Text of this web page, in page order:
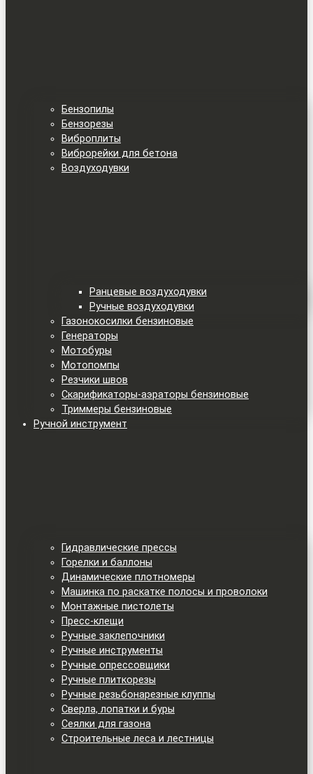
Бензопилы
Бензорезы
Виброплиты
Виброрейки для бетона
Воздуходувки
Ранцевые воздуходувки
Ручные воздуходувки
Газонокосилки бензиновые
Генераторы
Мотобуры
Мотопомпы
Резчики швов
Скарификаторы-аэраторы бензиновые
Триммеры бензиновые
Ручной инструмент
Гидравлические прессы
Горелки и баллоны
Динамические плотномеры
Машинка по раскатке полосы и проволоки
Монтажные пистолеты
Пресс-клещи
Ручные заклепочники
Ручные инструменты
Ручные опрессовщики
Ручные плиткорезы
Ручные резьбонарезные клуппы
Сверла, лопатки и буры
Сеялки для газона
Строительные леса и лестницы